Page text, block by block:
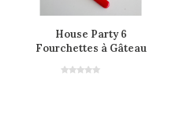
House Party 6
Fourchettes à Gâteau